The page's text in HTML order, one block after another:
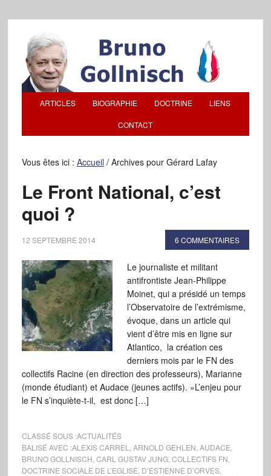
ARTICLES BIOGRAPHIE DOCTRINE LIENS
CONTACT
Vous êtes ici : Accueil /Archives pour Gérard Lafay
Le Front National, c’est
quoi ?
12 SEPTEMBRE 2014 6 COMMENTAIRES
Le journaliste et militant
antifrontiste Jean-Philippe
Moinet, qui a présidé un temps
l’Observatoire de l’extrémisme,
évoque, dans un article qui
vient d’être mis en ligne sur
Atlantico, la création ces
derniers mois par le FN des
collectifs Racine (en direction des professeurs), Marianne
(monde étudiant) et Audace (jeunes actifs). »L’enjeu pour
le FN s’inquiète-t-il, est donc […]
CLASSÉ SOUS :ACTUALITÉS
BALISÉ AVEC :ALEXIS CARREL ARNOLD GEHLEN AUDACE
BRUNO GOLLNISCH CARL GUSTAV JUNG, COLLECTIFS FN
DOCTRINE SOCIALE DE L’EGLISE D’ESTIENNE D’ORVES,